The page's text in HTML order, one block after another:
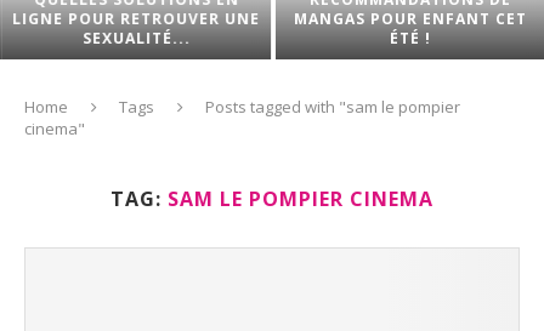
LIGNE POUR RETROUVER UNE
SEXUALITÉ...
MANGAS POUR ENFANT CET
ÉTÉ !
Home Tags
Posts tagged with "sam le pompier
cinema"
TAG: SAM LE POMPIER CINEMA